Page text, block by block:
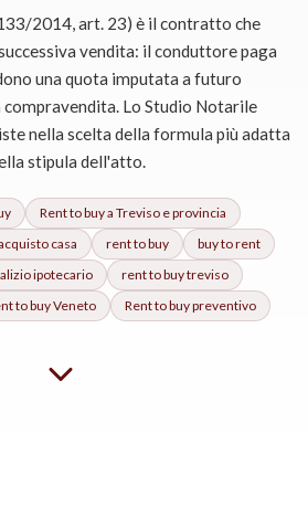
2014, art. 23) è il contratto che
vendita: il conduttore paga
una quota imputata a futuro
Lo Studio Notarile
nella scelta della formula più adatta
stipula dell'atto.
Rent to buya Treviso e provincia
casa rent to buy
buy to rent
ipotecario
rent to buy treviso
to buyVeneto Rent to buypreventivo